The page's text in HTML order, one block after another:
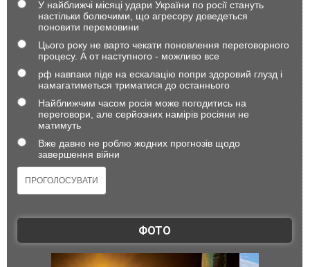
У найближчі місяці удари України по росії стануть
настільки болючими, що агресору доведеться
поновити перемовини
Цього року не варто чекати поновлення переговорного
процесу. А от наступного - можливо все
рф навпаки піде на ескалацію попри здоровий глузд і
намагатиметься триматися до останнього
Найближчим часом росія може погодитись на
переговори, але серйозних намірів росіяни не
матимуть
Вже давно не роблю жодних прогнозів щодо
завершення війни
ФОТО